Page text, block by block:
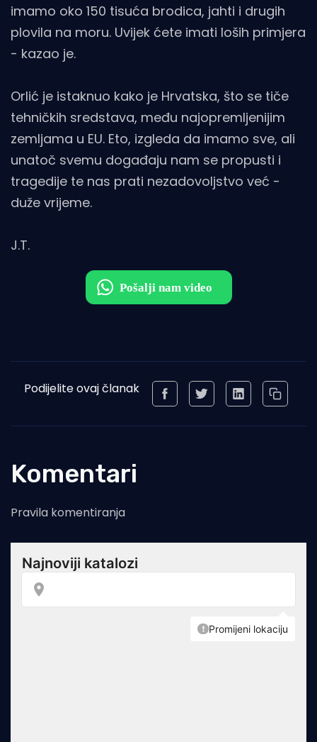
imamo oko 150 tisuća brodica, jahti i drugih
plovila na moru. Uvijek ćete imati loših primjera
- kazao je.
Orlić je istaknuo kako je Hrvatska, što se tiče
tehničkih sredstava, među najopremljenijim
zemljama u EU. Eto, izgleda da imamo sve, ali
unatoč svemu događaju nam se propusti i
tragedije te nas prati nezadovoljstvo već -
duže vrijeme.
J.T.
Podijelite ovaj članak
Komentari
Pravila komentiranja